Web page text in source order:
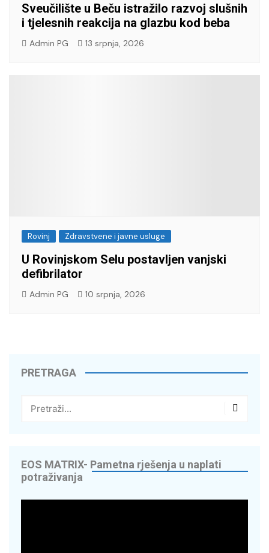
Sveučilište u Beču istražilo razvoj slušnih
i tjelesnih reakcija na glazbu kod beba
Admin PG 13 srpnja, 2026
Rovinj Zdravstvene i javne usluge
U Rovinjskom Selu postavljen vanjski
defibrilator
Admin PG 10 srpnja, 2026
PRETRAGA
EOS MATRIX- Pametna rješenja u naplati
potraživanja